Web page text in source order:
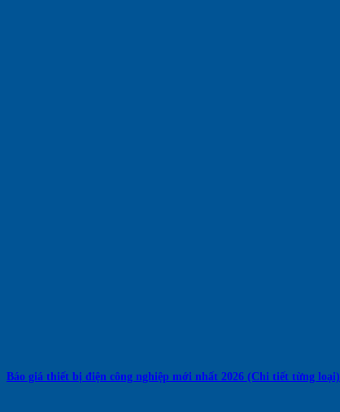
Báo giá thiết bị điện công nghiệp mới nhất 2026 (Chi tiết từng loại)